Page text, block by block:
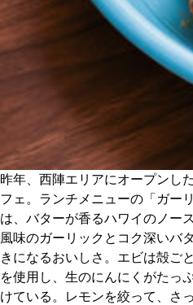
Instagram
チケットプレゼン
MAIN MENU
SERIES
カレーが好き
昨年、西陣エリアにオープンし
フェ。ランチメニューの「ガー
は、バターが香るハワイのノー
風味のガーリックとコク深いバ
きになるおいしさ。エビは殻ご
を使用し、生のにんにくがたっ
けている。レモンを絞って、さ